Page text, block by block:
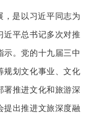
，是以习近平同志为
近平总书记多次对推
示。党的十九届三中
规划文化事业、文化
署推进文化和旅游深
提出推进文旅深度融